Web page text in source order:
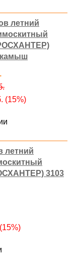
летний
камыш
(15%)
летний
3103